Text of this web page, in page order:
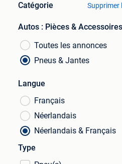
Catégorie Supprimer
Autos : Pièces & Accessoires
Toutes les annonces
Pneus & Jantes
Langue
Français
Néerlandais
Néerlandais & Français
Type